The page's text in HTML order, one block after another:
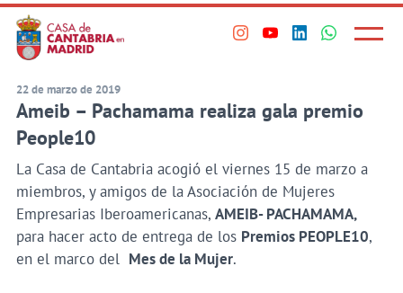
Saltar
al
contenido
principal
Visita
en
Visita
en
Visita
en
Visita
en
Principal
Menú
22 de marzo de 2019
Ameib – Pachamama realiza gala premio
People10
La Casa de Cantabria acogió el viernes 15 de marzo a
miembros, y amigos de la Asociación de Mujeres
Empresarias Iberoamericanas, AMEIB- PACHAMAMA,
para hacer acto de entrega de los Premios PEOPLE10,
en el marco del Mes de la Mujer.